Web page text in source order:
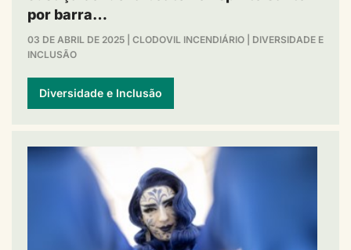
por barra…
03 DE ABRIL DE 2025 CLODOVIL INCENDIÁRIO
DIVERSIDADE E
INCLUSÃO
Diversidade e Inclusão